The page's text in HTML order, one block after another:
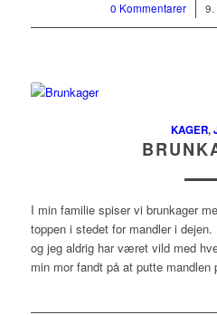
0 Kommentarer
/ 9.
KAGER,
I min familie spiser vi brunkager
toppen i stedet for mandler i
og jeg aldrig har været vild med
min mor fandt på at putte